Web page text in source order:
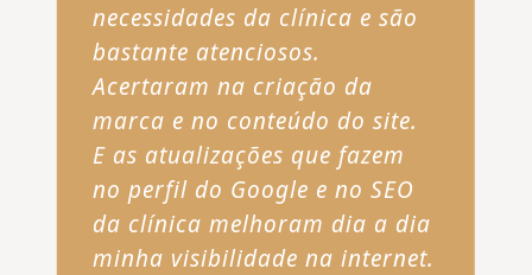
necessidades da clínica e são
bastante atenciosos.
Acertaram na criação da
marca e no conteúdo do site.
E as atualizações que fazem
no perfil do Google e no SEO
da clínica melhoram dia a dia
minha visibilidade na internet.